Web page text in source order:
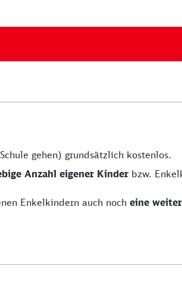
gehen) grundsätzlich kostenlos.
Anzahl eigener Kinder bzw.
Enkelkindern auch noch eine